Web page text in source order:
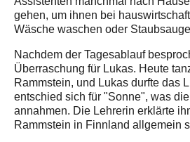
gehen, um ihnen bei
Wäsche waschen oder
Nachdem der Tagesablauf
Überraschung für Lukas. Heute
Rammstein, und Lukas durfte das
entschied sich für "Sonne", was
annahmen. Die Lehrerin erklärte
Rammstein in Finnland allgemein